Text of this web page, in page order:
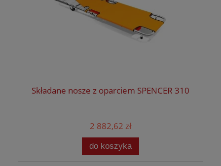
Składane nosze z oparciem SPENCER 310
2 882,62 zł
do koszyka